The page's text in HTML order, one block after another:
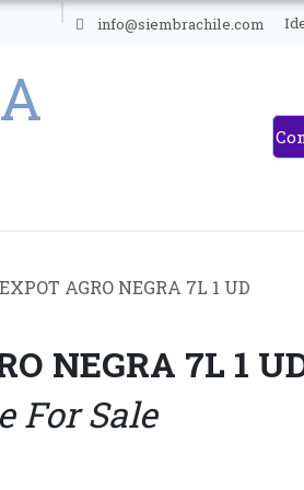
info@siembrachile.com
AGRO NEGRA 7L 1 UD
NEGRA 7L 1
For Sale